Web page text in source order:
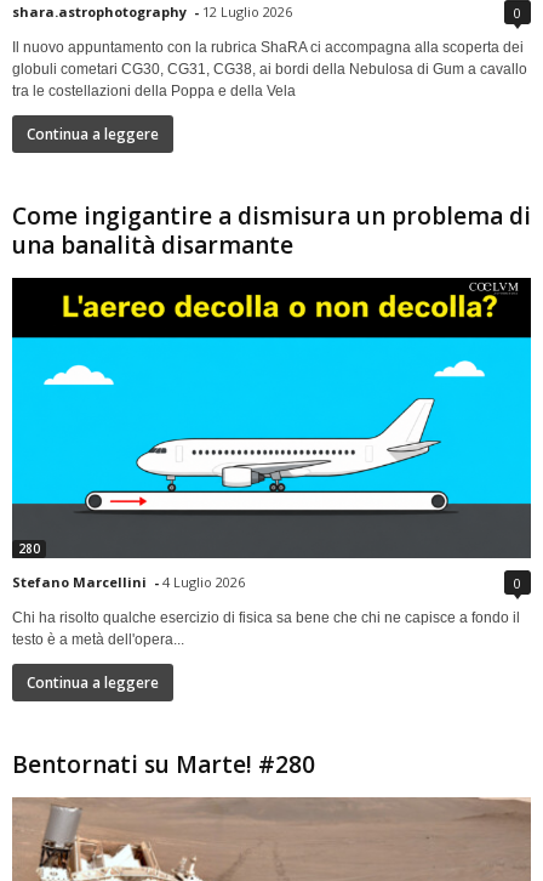
shara.astrophotography - 12 Luglio 2026 0
Il nuovo appuntamento con la rubrica ShaRA ci accompagna alla scoperta dei
globuli cometari CG30, CG31, CG38, ai bordi della Nebulosa di Gum a cavallo
tra le costellazioni della Poppa e della Vela
Continua a leggere
Come ingigantire a dismisura un problema di
una banalità disarmante
280
Stefano Marcellini - 4 Luglio 2026 0
Chi ha risolto qualche esercizio di fisica sa bene che chi ne capisce a fondo il
testo è a metà dell'opera...
Continua a leggere
Bentornati su Marte! #280